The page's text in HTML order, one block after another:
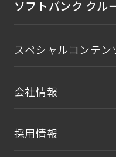
ソフトバンク クル
スペシャルコンテン
会社情報
採用情報